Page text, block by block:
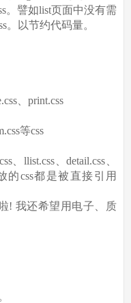
譬如list页面中没有需
。以节约代码量。
、print.css
等css
llist.css、detail.css、
的css都是被直接引用
我还希望用电子、质